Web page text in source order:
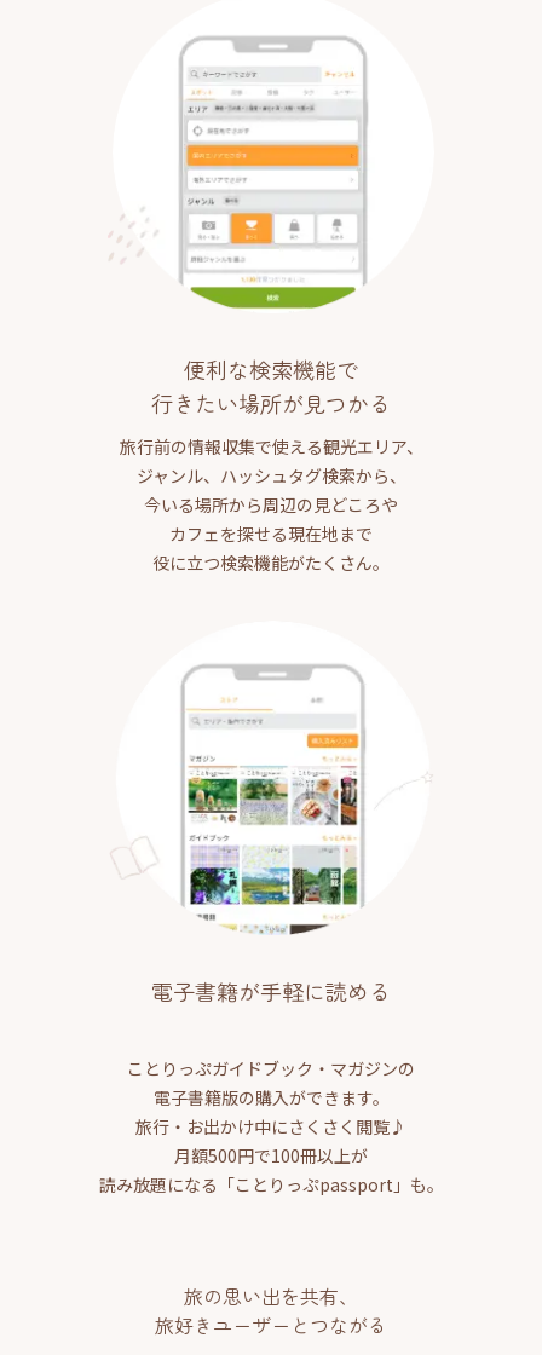
便利な検索機能で
行きたい場所が見つかる
旅行前の情報収集で使える観光エリア、
ジャンル、ハッシュタグ検索から、
今いる場所から周辺の見どころや
カフェを探せる現在地まで
役に立つ検索機能がたくさん。
電子書籍が手軽に読める
ことりっぷガイドブック・マガジンの
電子書籍版の購入ができます。
旅行・お出かけ中にさくさく閲覧♪
月額500円で100冊以上が
読み放題になる「ことりっぷpassport」も。
旅の思い出を共有、
旅好きユーザーとつながる